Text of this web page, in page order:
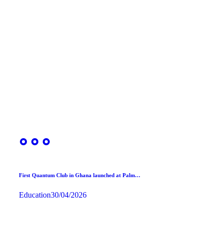
First Quantum Club in Ghana launched at Palm…
Education30/04/2026